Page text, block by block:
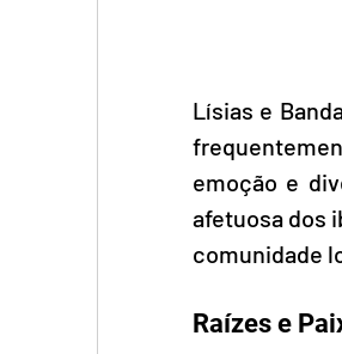
Lísias e
emoção e
afetuosa dos
comunidade
Raízes e